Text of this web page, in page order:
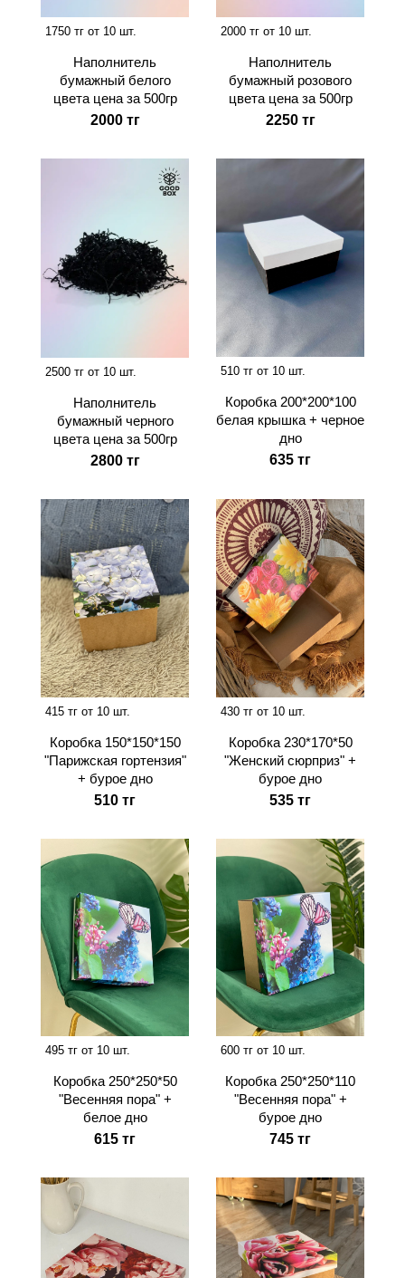
1750 тг от 10 шт.
Наполнитель
бумажный белого
цвета цена за 500гр
2000 тг
2000 тг от 10 шт.
Наполнитель
бумажный розового
цвета цена за 500гр
2250 тг
2500 тг от 10 шт.
Наполнитель
бумажный черного
цвета цена за 500гр
2800 тг
510 тг от 10 шт.
Коробка 200*200*100
белая крышка + черное
дно
635 тг
415 тг от 10 шт.
Коробка 150*150*150
"Парижская гортензия"
+ бурое дно
510 тг
430 тг от 10 шт.
Коробка 230*170*50
"Женский сюрприз" +
бурое дно
535 тг
495 тг от 10 шт.
Коробка 250*250*50
"Весенняя пора" +
белое дно
615 тг
600 тг от 10 шт.
Коробка 250*250*110
"Весенняя пора" +
бурое дно
745 тг